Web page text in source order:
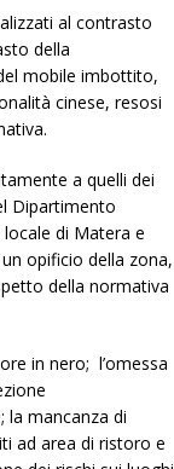
al contrasto
della
mobile imbottito,
cinese, resosi
a quelli dei
Dipartimento
locale di Matera e
opificio della zona,
della normativa
in nero; l’omessa
la mancanza di
ad area di ristoro e